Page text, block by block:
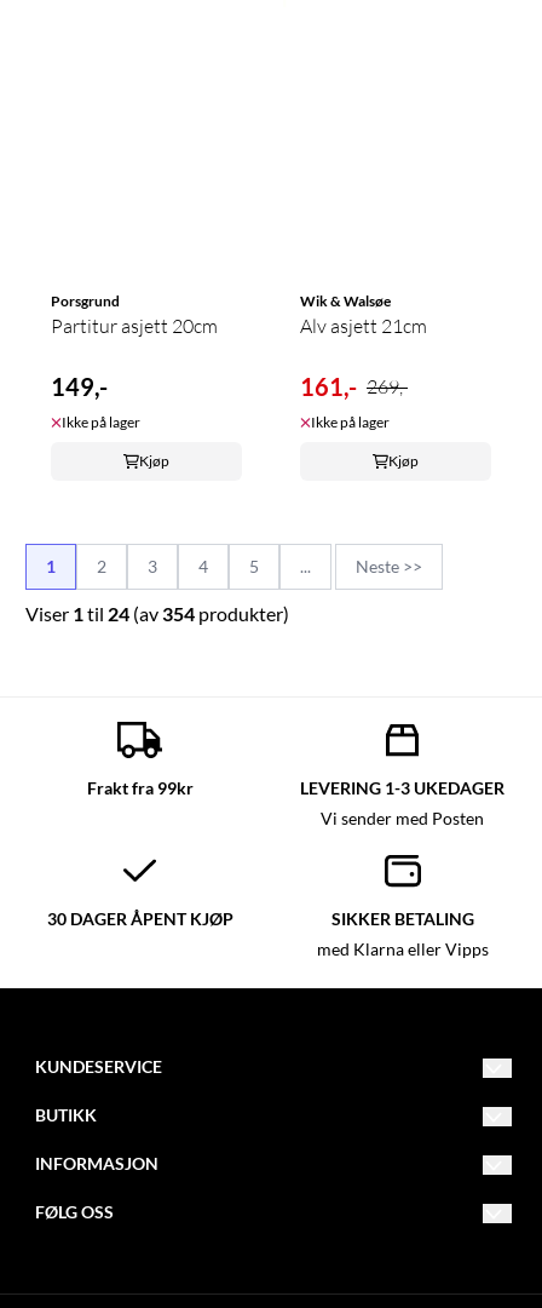
Porsgrund
Partitur asjett 20cm
149,-
Ikke på lager
Kjøp
Wik & Walsøe
Alv asjett 21cm
161,- 269,-
Ikke på lager
Kjøp
1 2 3 4 5 ... Neste >>
Viser 1til 24 (av354 produkter)
Frakt fra 99kr LEVERING 1-3 UKEDAGER
Vi sender med Posten
30 DAGER ÅPENT KJØP SIKKER BETALING
med Klarna eller Vipps
KUNDESERVICE
post@glassmagasinet.com
6700 Måløy
BUTIKK
Logg inn
INFORMASJON
Nyhetsbrev
FØLG OSS